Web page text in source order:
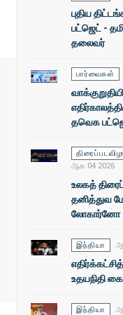
புதிய
பட்ஜெட் -
தலைவர்
பார்வைகள்
தவெக
ஆக 04 2026
உலகத்
தனித்துவ
லோகார்னோ
இந்தியா
உதயநிதி
இந்தியா